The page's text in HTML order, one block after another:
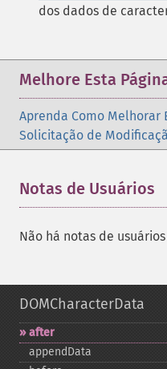
dos dados de
Melhore Esta
Aprenda Como Melhorar
Solicitação de
Notas de Usuários
Não há notas de
DOMCharacterData
after
appendData